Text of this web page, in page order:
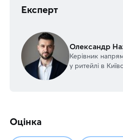
Експерт
Олександр
Керівник
у ритейлі в
Оцінка